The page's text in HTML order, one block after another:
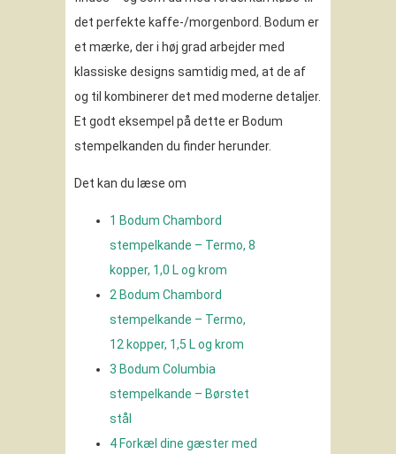
det perfekte kaffe-/morgenbord. Bodum er
et mærke, der i høj grad arbejder med
klassiske designs samtidig med, at de af
og til kombinerer det med moderne detaljer.
Et godt eksempel på dette er Bodum
stempelkanden du finder herunder.
Det kan du læse om
1 Bodum Chambord
stempelkande – Termo, 8
kopper, 1,0 L og krom
2 Bodum Chambord
stempelkande – Termo,
12 kopper, 1,5 L og krom
3 Bodum Columbia
stempelkande – Børstet
stål
4 Forkæl dine gæster med